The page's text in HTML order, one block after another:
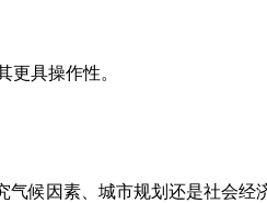
更具操作性。
气候因素、城市规划还是社会经